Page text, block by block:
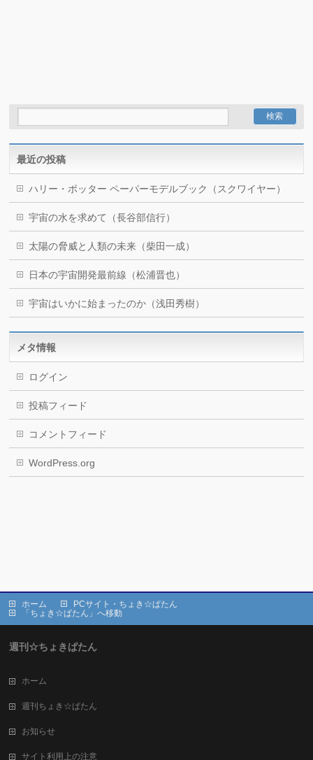
最近の投稿
ハリー・ポッター ペーパーモデルブック（スクワイヤー）
宇宙の水を求めて（長谷部信行）
太陽の脅威と人類の未来（柴田一成）
日本の宇宙開発最前線（松浦晋也）
宇宙はいかに始まったのか（浅田秀樹）
メタ情報
ログイン
投稿フィード
コメントフィード
WordPress.org
ホーム
PCサイト・ちょき☆ぱたん
「ちょき☆ぱたん」へ移動
週刊☆ちょきぱたん
ホーム
週刊ちょき☆ぱたん
お知らせ
サイト利用上の注意